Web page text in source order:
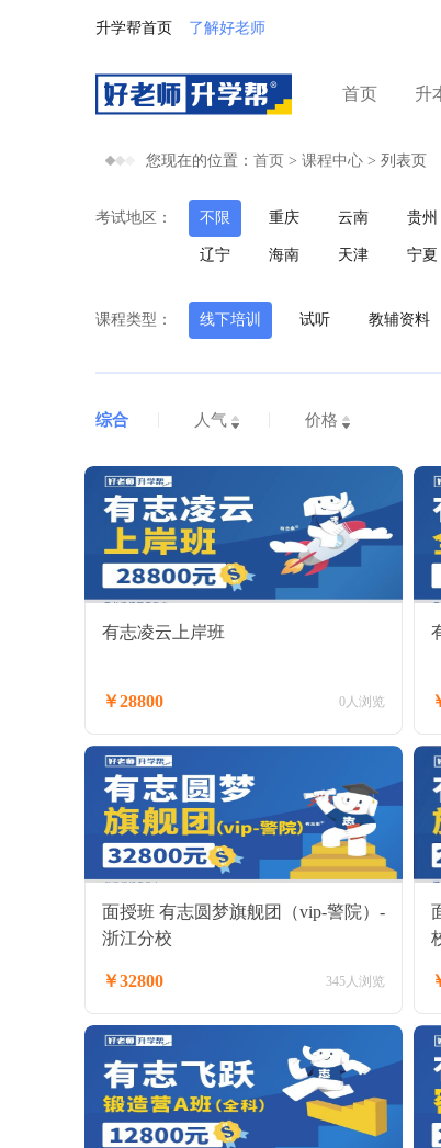
升学帮首页 了解好老师
首页 升
您现在的位置： 首页 > 课程中心 > 列表页
考试地区： 不限 重庆 云南 贵州
辽宁 海南 天津 宁夏
课程类型： 线下培训 试听 教辅资料
综合 人气 价格
有志凌云上岸班
￥28800 0人浏览
面授班 有志圆梦旗舰团（vip-警院）-
浙江分校
￥32800 345人浏览